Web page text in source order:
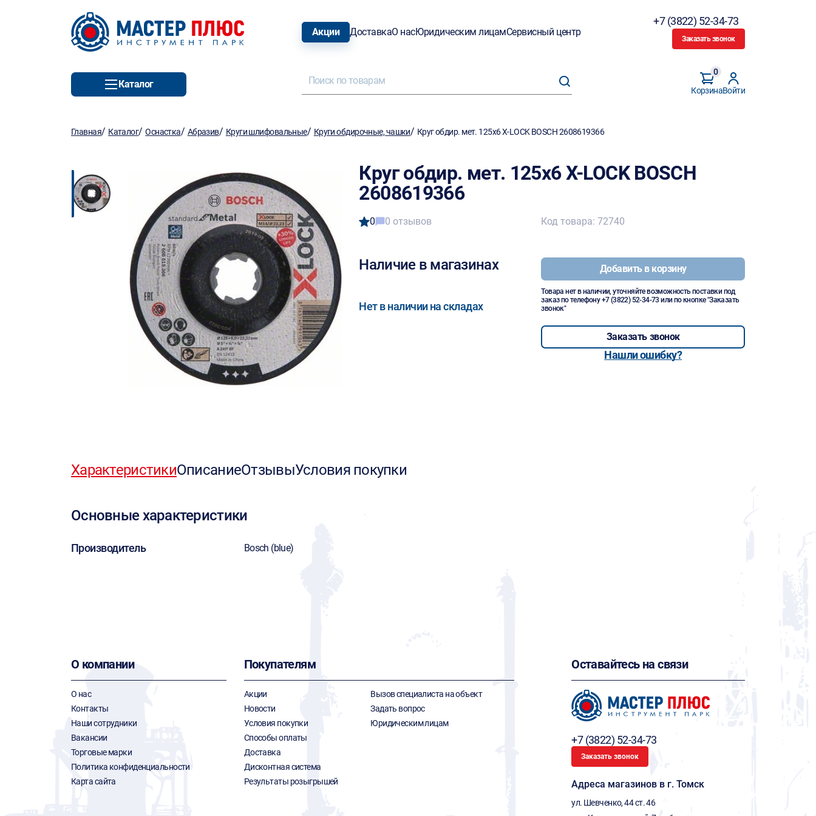
Акции ДоставкаО насЮридическим лицамСервисный центр
+7 (3822) 52-34-73
Заказать звонок
Каталог
Корзина
0
Войти
Главная/ Каталог/Оснастка/ Абразив/ Круги шлифовальные/ Круги обдирочные, чашки/ Круг обдир. мет. 125х6 X-LOCK BOSCH 2608619366
Круг обдир. мет. 125х6 X-LOCK BOSCH
2608619366
0 0 отзывов
Наличие в магазинах
Нет в наличии на складах
Код товара: 72740
Добавить в корзину
Товара нет в наличии, уточняйте возможность поставки под
заказ по телефону+7 (3822) 52-34-73 или по кнопке "Заказать
звонок"
Заказать звонок
Нашли ошибку?
ХарактеристикиОписаниеОтзывыУсловия покупки
Основные характеристики
Производитель Bosch (blue)
О компании
О нас
Контакты
Наши сотрудники
Вакансии
Торговые марки
Политика конфиденциальности
Карта сайта
Покупателям
Акции
Новости
Условия покупки
Способы оплаты
Доставка
Дисконтная система
Результаты розыгрышей
Вызов специалиста на объект
Задать вопрос
Юридическим лицам
Оставайтесь на связи
+7 (3822) 52-34-73
Заказать звонок
Адреса магазинов в г. Томск
ул. Шевченко, 44 ст. 46